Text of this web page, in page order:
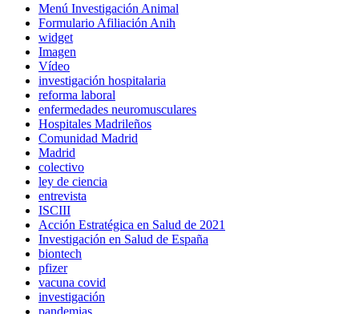
Menú Investigación Animal
Formulario Afiliación Anih
widget
Imagen
Vídeo
investigación hospitalaria
reforma laboral
enfermedades neuromusculares
Hospitales Madrileños
Comunidad Madrid
Madrid
colectivo
ley de ciencia
entrevista
ISCIII
Acción Estratégica en Salud de 2021
Investigación en Salud de España
biontech
pfizer
vacuna covid
investigación
pandemias